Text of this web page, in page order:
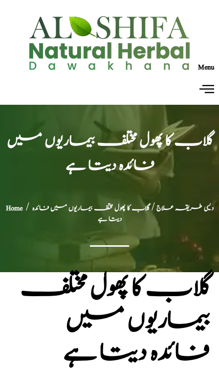
Menu
گلاب کا پھول مختلف بیماریوں میں
فائدہ دیتا ہے
Home/ دیسی طریقہ علاج/ گلاب کا پھول مختلف بیماریوں میں فائدہ
دیتا ہے
گلاب کا پھول مختلف
بیماریوں میں
فائدہ دیتا ہے